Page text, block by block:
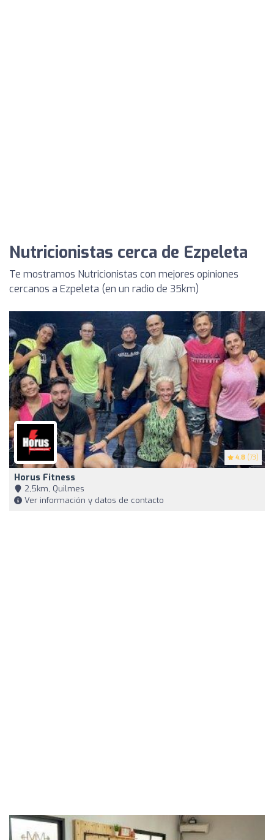
Nutricionistas cerca de Ezpeleta
Te mostramos Nutricionistas con mejores opiniones
cercanos a Ezpeleta (en un radio de 35km)
4.8 (73)
Horus Fitness
2,5km, Quilmes
Ver información y datos de contacto